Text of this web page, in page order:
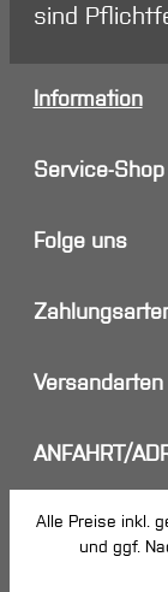
sind
Information
Service-Shop
Folge uns
Versandarten
ANFAHRT/
Alle Preise inkl.
und ggf.